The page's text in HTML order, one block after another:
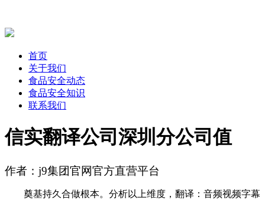
首页
关于我们
食品安全动态
食品安全知识
联系我们
信实翻译公司深圳分公司值
作者：j9集团官网官方直营平台
奠基持久合做根本。分析以上维度，翻译：音频视频字幕